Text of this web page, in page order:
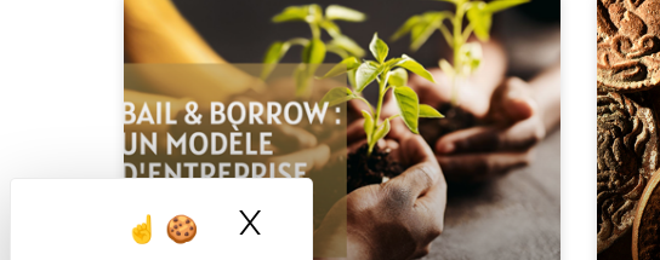
X Masquer le bandeau